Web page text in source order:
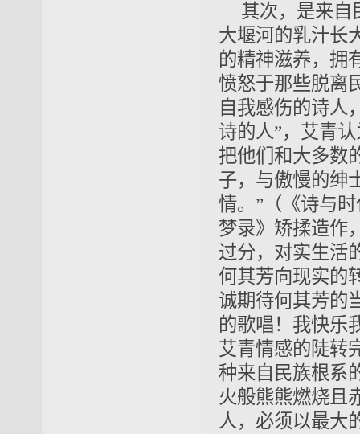
其次，是来自
大堰河的乳汁长
的精神滋养，拥
愤怒于那些脱离
自我感伤的诗人
诗的人”，艾青
把他们和大多数
子，与傲慢的绅
情。”（《诗与
梦录》矫揉造作
过分，对实生活
何其芳向现实的
诚期待何其芳的
的歌唱！我快乐
艾青情感的陡转
种来自民族根系
火般熊熊燃烧且
人，必须以最大